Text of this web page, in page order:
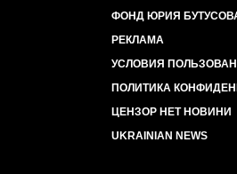
ФОНД ЮРИЯ
РЕКЛАМА
УСЛОВИЯ
ПОЛИТИКА
ЦЕНЗОР НЕТ НОВИНИ
UKRAINIAN NEWS